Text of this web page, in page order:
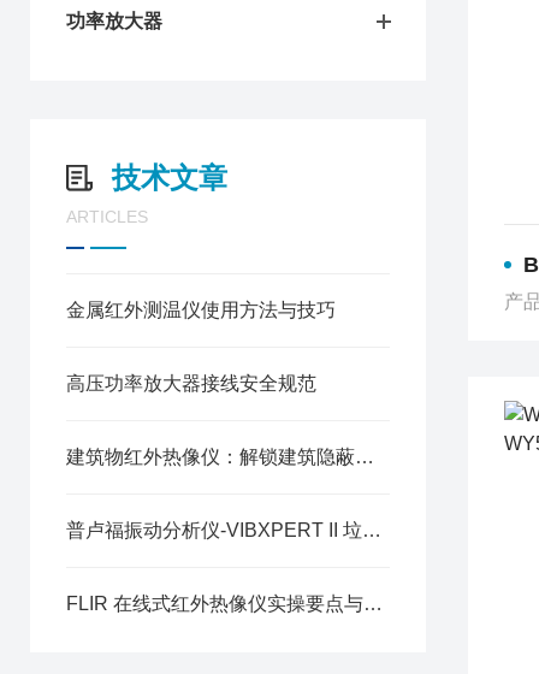
功率放大器
技术文章
ARTICLES
金属红外测温仪使用方法与技巧
高压功率放大器接线安全规范
建筑物红外热像仪：解锁建筑隐蔽缺陷的无损检测技术
普卢福振动分析仪-VIBXPERT II 垃圾焚烧发电厂发电机组的 “健康卫士”
FLIR 在线式红外热像仪实操要点与数据解读方法
产